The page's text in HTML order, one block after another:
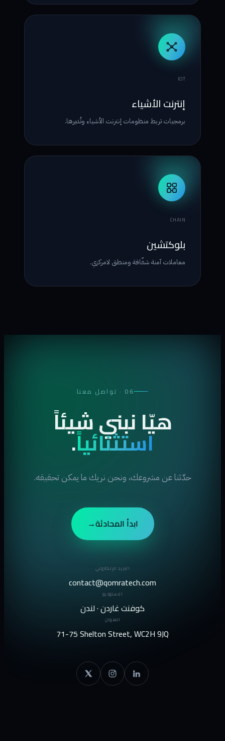
IOT
إنترنت الأشياء
برمجيات تربط منظومات إنترنت الأشياء وتُديرها.
CHAIN
بلوكتشين
معاملات آمنة شفّافة ومنطق لامركزي.
06 · تواصل معنا
هيّا نبني شيئاً
استثنائياً.
حدّثنا عن مشروعك، ونحن نريك ما يمكن تحقيقه.
ابدأ المحادثة→
البريد الإلكتروني
contact@qomratech.com
الاستوديو
كوفنت غاردن · لندن
العنوان
71-75 Shelton Street, WC2H 9JQ